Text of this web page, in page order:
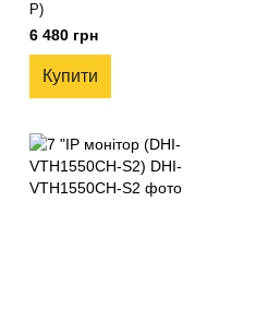
P)
6 480 грн
Купити